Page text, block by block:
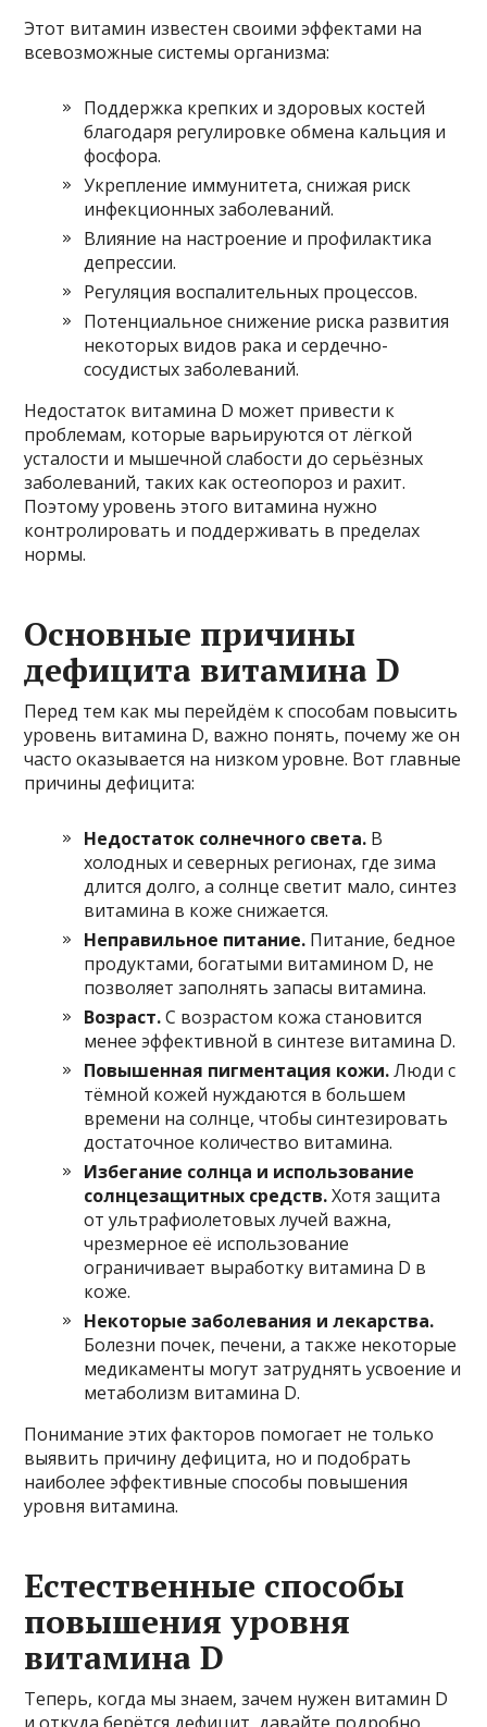
Этот витамин известен своими эффектами на
всевозможные системы организма:
Поддержка крепких и здоровых костей
благодаря регулировке обмена кальция и
фосфора.
Укрепление иммунитета, снижая риск
инфекционных заболеваний.
Влияние на настроение и профилактика
депрессии.
Регуляция воспалительных процессов.
Потенциальное снижение риска развития
некоторых видов рака и сердечно-
сосудистых заболеваний.
Недостаток витамина D может привести к
проблемам, которые варьируются от лёгкой
усталости и мышечной слабости до серьёзных
заболеваний, таких как остеопороз и рахит.
Поэтому уровень этого витамина нужно
контролировать и поддерживать в пределах
нормы.
Основные причины
дефицита витамина D
Перед тем как мы перейдём к способам повысить
уровень витамина D, важно понять, почему же он
часто оказывается на низком уровне. Вот главные
причины дефицита:
Недостаток солнечного света. В
холодных и северных регионах, где зима
длится долго, а солнце светит мало, синтез
витамина в коже снижается.
Неправильное питание. Питание, бедное
продуктами, богатыми витамином D, не
позволяет заполнять запасы витамина.
Возраст.С возрастом кожа становится
менее эффективной в синтезе витамина D.
Повышенная пигментация кожи.Люди с
тёмной кожей нуждаются в большем
времени на солнце, чтобы синтезировать
достаточное количество витамина.
Избегание солнца и использование
солнцезащитных средств.Хотя защита
от ультрафиолетовых лучей важна,
чрезмерное её использование
ограничивает выработку витамина D в
коже.
Некоторые заболевания и лекарства.
Болезни почек, печени, а также некоторые
медикаменты могут затруднять усвоение и
метаболизм витамина D.
Понимание этих факторов помогает не только
выявить причину дефицита, но и подобрать
наиболее эффективные способы повышения
уровня витамина.
Естественные способы
повышения уровня
витамина D
Теперь, когда мы знаем, зачем нужен витамин D